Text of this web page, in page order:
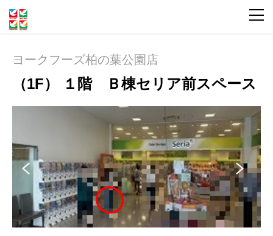
ヨークフーズ柏の葉公園店
（1F） １階 Ｂ棟セリア前スペース
Pre
vio
Ne
xt